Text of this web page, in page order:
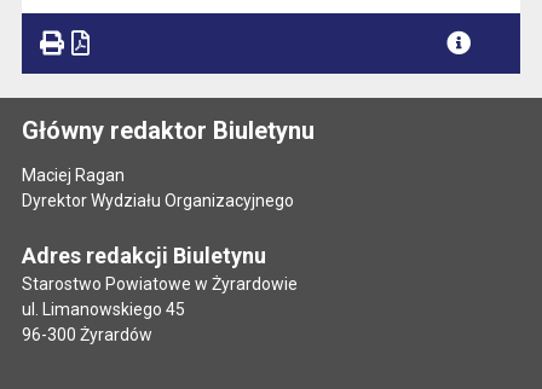
Główny redaktor Biuletynu
Maciej Ragan
Dyrektor Wydziału Organizacyjnego
Adres redakcji Biuletynu
Starostwo Powiatowe w Żyrardowie
ul. Limanowskiego 45
96-300 Żyrardów